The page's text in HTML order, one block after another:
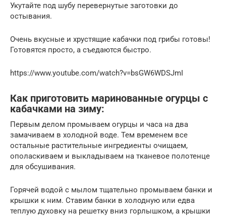
Укутайте под шубу перевернутые заготовки до
остывания.
Очень вкусные и хрустящие кабачки под грибы готовы!
Готовятся просто, а съедаются быстро.
https://www.youtube.com/watch?v=bsGW6WDSJmI
Как приготовить маринованные огурцы с
кабачками на зиму:
Первым делом промываем огурцы и часа на два
замачиваем в холодной воде. Тем временем все
остальные растительные ингредиенты очищаем,
ополаскиваем и выкладываем на тканевое полотенце
для обсушивания.
Горячей водой с мылом тщательно промываем банки и
крышки к ним. Ставим банки в холодную или едва
теплую духовку на решетку вниз горлышком, а крышки